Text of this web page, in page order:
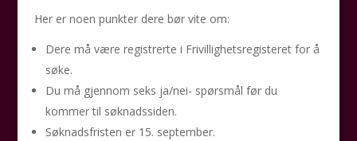
Her er noen punkter dere bør vite om:
Dere må være registrerte i Frivillighetsregisteret for å
søke.
Du må gjennom seks ja/nei- spørsmål før du
kommer til søknadssiden.
Søknadsfristen er 15. september.